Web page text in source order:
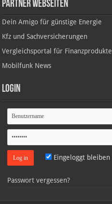
Partner Webseiten
Dein Amigo für günstige Energie
Kfz und Sachversicherungen
Vergleichsportal für Finanzprodukte
Mobilfunk News
Login
Eingeloggt bleiben
Passwort vergessen?